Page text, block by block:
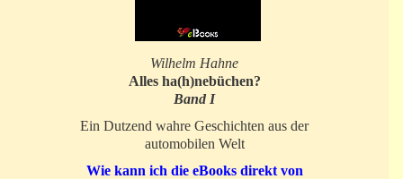
Wilhelm Hahne
Alles ha(h)nebüchen?
Band I
Ein Dutzend wahre Geschichten aus der
automobilen Welt
Wie kann ich die eBooks direkt von